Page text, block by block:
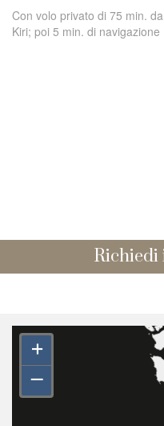
Con volo privato di 75 min.
Kiri; poi 5 min. di navigazione
+
–